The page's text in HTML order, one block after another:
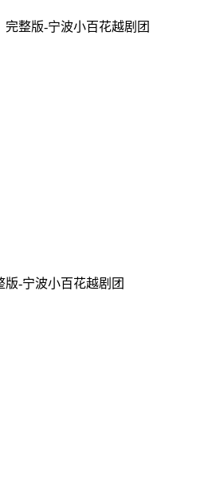
整版-宁波小百花越剧团
-宁波小百花越剧团